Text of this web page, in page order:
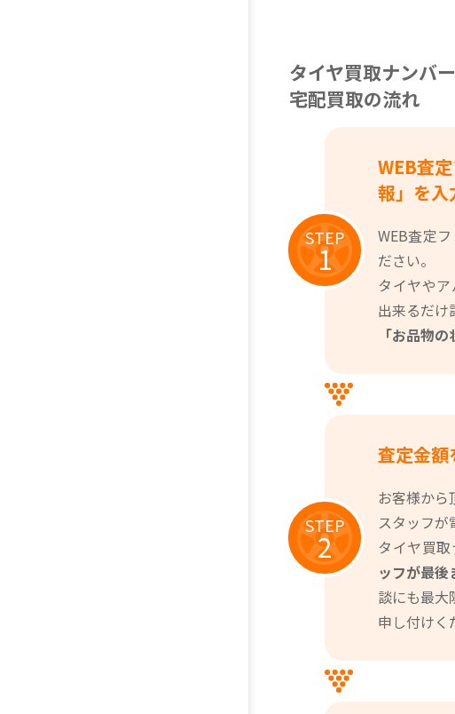
タイヤ買取ナンバ
宅配買取の流れ
WEB査
報」を入
WEB査定
ださい。
タイヤや
出来るだけ
「お品物
STEP
1
査定金額
お客様から
スタッフが
タイヤ買取
ッフが最後
談にも最大
申し付けく
STEP
2